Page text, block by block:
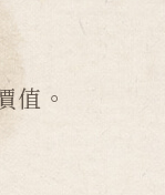
值。